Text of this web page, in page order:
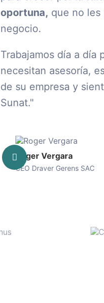
oportuna, que no les
negocio.
Trabajamos día a día
necesitan asesoría,
de su empresa y
Sunat."
Roger Vergara
CEO Draver Gerens SAC